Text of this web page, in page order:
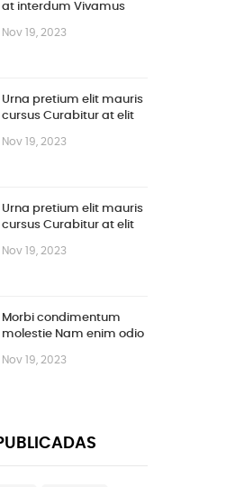
at interdum Vivamus
Nov 19, 2023
Urna pretium elit mauris
cursus Curabitur at elit
Nov 19, 2023
Urna pretium elit mauris
cursus Curabitur at elit
Nov 19, 2023
Morbi condimentum
molestie Nam enim odio
Nov 19, 2023